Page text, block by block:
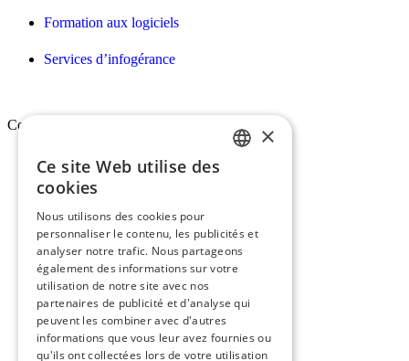
Formation aux logiciels
Services d’infogérance
Conex
Qui sommes-nous ?
Vision, mission & valeurs
Nos engagements
Le groupe Conex
Recrutement
×
Ce site Web utilise des
cookies
Nous utilisons des cookies pour
personnaliser le contenu, les publicités et
analyser notre trafic. Nous partageons
également des informations sur votre
utilisation de notre site avec nos
partenaires de publicité et d'analyse qui
peuvent les combiner avec d'autres
informations que vous leur avez fournies ou
qu'ils ont collectées lors de votre utilisation